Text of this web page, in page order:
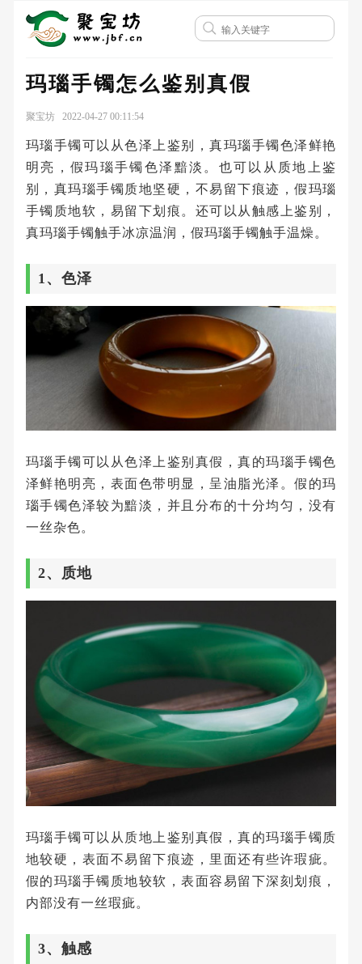
玛瑙手镯怎么鉴别真假
聚宝坊 2022-04-27 00:11:54
玛瑙手镯可以从色泽上鉴别，真玛瑙手镯色泽鲜艳
明亮，假玛瑙手镯色泽黯淡。也可以从质地上鉴
别，真玛瑙手镯质地坚硬，不易留下痕迹，假玛瑙
手镯质地软，易留下划痕。还可以从触感上鉴别，
真玛瑙手镯触手冰凉温润，假玛瑙手镯触手温燥。
1、色泽
玛瑙手镯可以从色泽上鉴别真假，真的玛瑙手镯色
泽鲜艳明亮，表面色带明显，呈油脂光泽。假的玛
瑙手镯色泽较为黯淡，并且分布的十分均匀，没有
一丝杂色。
2、质地
玛瑙手镯可以从质地上鉴别真假，真的玛瑙手镯质
地较硬，表面不易留下痕迹，里面还有些许瑕疵。
假的玛瑙手镯质地较软，表面容易留下深刻划痕，
内部没有一丝瑕疵。
3、触感